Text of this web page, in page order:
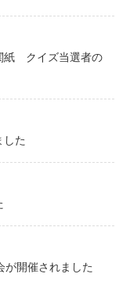
紙 クイズ当選者の
した
開催されました